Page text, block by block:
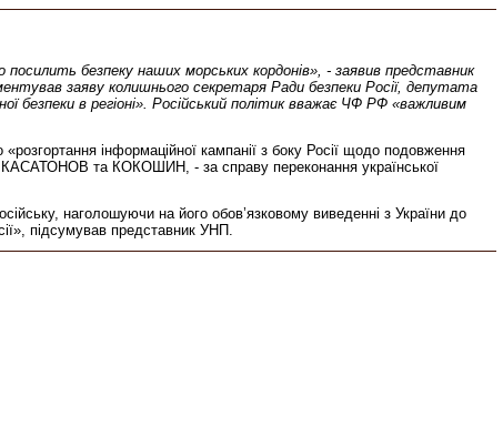
посилить безпеку наших морських кордонів», - заявив представник
заяву колишнього секретаря Ради безпеки Росії, депутата
в регіоні». Російський політик вважає ЧФ РФ «важливим
інформаційної кампанії з боку Росії щодо подовження
КАСАТОНОВ та КОКОШИН, - за справу переконання української
наголошуючи на його обов’язковому виведенні з України до
підсумував представник УНП.